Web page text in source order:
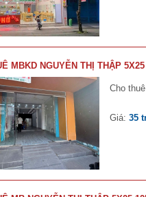
MBKD NGUYỄN THỊ THẬP
Cho
Giá: 35